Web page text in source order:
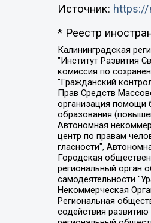
Источник:
* Реестр
Калининградская региональная общественная организация "Экозащита!-Женсовет", Фонд содействия защите прав и свобод граждан "Общественный вердикт", Фонд "Институт Развития Свободы Информации", Частное учреждение "Информационное агентство МЕМО. РУ", Региональная общественная организация "Общественная комиссия по сохранению наследия академика Сахарова", Фонд поддержки свободы прессы, Санкт-Петербургская общественная правозащитная организация "Гражданский контроль", Межрегиональная общественная организация "Информационно-просветительский центр "Мемориал", Региональный Фонд "Центр Защиты Прав Средств Массовой Информации", с 05.12.2023 Фонд "Центр Защиты Прав Средств массовой информации", Региональная общественная благотворительная организация помощи беженцам и мигрантам "Гражданское содействие", Негосударственное образовательное учреждение дополнительного профессионального образования (повышение квалификации) специалистов "АКАДЕМИЯ ПО ПРАВАМ ЧЕЛОВЕКА", Свердловская региональная общественная организация "Сутяжник", Автономная некоммерческая организация "Центр независимых социологических исследований", Союз общественных объединений "Российский исследовательский центр по правам человека", Региональное общественное учреждение научно-информационный центр